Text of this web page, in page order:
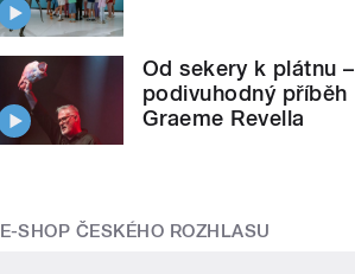
Od sekery k plátnu –
podivuhodný příběh
Graeme Revella
E-SHOP ČESKÉHO ROZHLASU